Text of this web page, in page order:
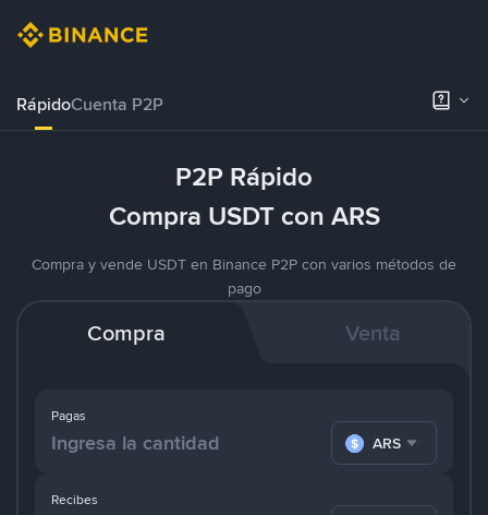
RápidoCuenta P2P
P2P Rápido
Compra USDT con ARS
Compra y vende USDT en Binance P2P con varios métodos de
pago
Compra Venta
Pagas
ARS
Recibes